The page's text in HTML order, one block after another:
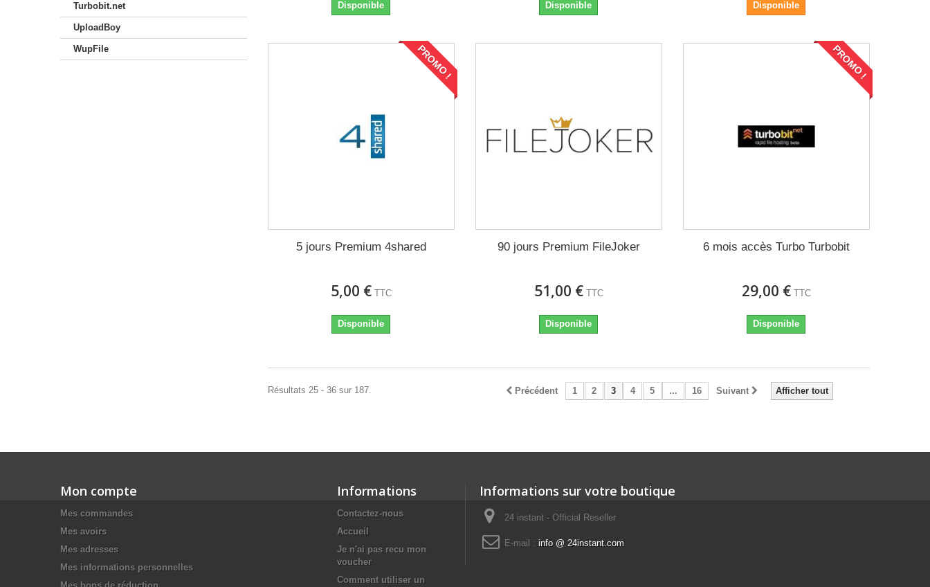
Turbobit.net
UploadBoy
WupFile
Disponible Disponible Disponible
PROMO !
5 jours Premium 4shared
5,00 € TTC
Disponible
90 jours Premium FileJoker
51,00 € TTC
Disponible
PROMO !
6 mois accès Turbo Turbobit
29,00 € TTC
Disponible
Afficher tout
Précédent 1 2 3 4 5 ... 16 Suivant
Résultats 25 - 36 sur 187.
Mon compte
Mes commandes
Mes avoirs
Mes adresses
Mes informations personnelles
Informations
Contactez-nous
Accueil
Je n'ai pas recu mon
voucher
Comment utiliser un
Informations sur votre boutique
24 instant - Official Reseller
E-mail : info @ 24instant.com